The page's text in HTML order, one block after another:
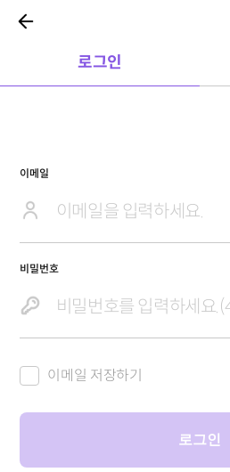
로그인
이메일
비밀번호
이메일 저장하기
로그인